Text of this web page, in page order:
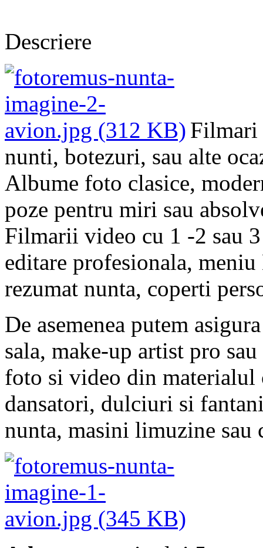
Descriere
Filmari
nunti, botezuri, sau alte
Albume foto clasice,
poze pentru miri sau
Filmarii video cu 1 -2 sau
editare profesionala,
rezumat nunta, coperti
De asemenea putem
sala, make-up artist pro
foto si video din
dansatori, dulciuri si
nunta, masini limuzine sau